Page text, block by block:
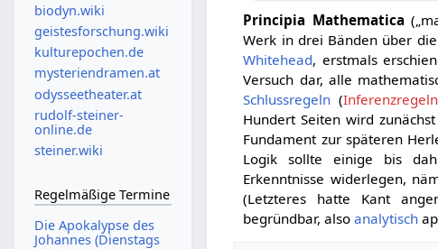
Principia Mathematica
Werk in drei Bänden über die
Whitehead, erstmals
Versuch dar, alle
Schlussregeln (Inferenzregeln
Hundert Seiten wird
Fundament zur späteren
Logik sollte einige bis
Erkenntnisse widerlegen,
(Letzteres hatte Kant
begründbar, alsoanalytisch
biodyn.wiki
geistesforschung.wiki
kulturepochen.de
mysteriendramen.at
odysseetheater.at
rudolf-steiner-
online.de
steiner.wiki
Regelmäßige Termine
Die Apokalypse des
Johannes (Dienstags